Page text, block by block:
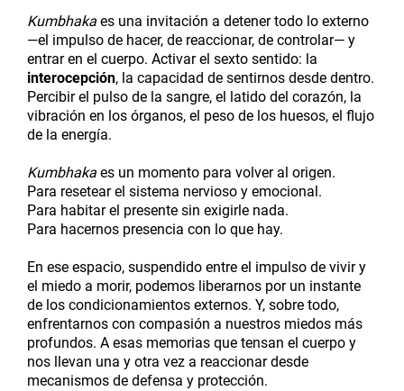
Kumbhaka es una invitación a detener todo lo externo
—el impulso de hacer, de reaccionar, de controlar— y
entrar en el cuerpo. Activar el sexto sentido: la
interocepción, la capacidad de sentirnos desde dentro.
Percibir el pulso de la sangre, el latido del corazón, la
vibración en los órganos, el peso de los huesos, el flujo
de la energía.
Kumbhaka es un momento para volver al origen.
Para resetear el sistema nervioso y emocional.
Para habitar el presente sin exigirle nada.
Para hacernos presencia con lo que hay.
En ese espacio, suspendido entre el impulso de vivir y
el miedo a morir, podemos liberarnos por un instante
de los condicionamientos externos. Y, sobre todo,
enfrentarnos con compasión a nuestros miedos más
profundos. A esas memorias que tensan el cuerpo y
nos llevan una y otra vez a reaccionar desde
mecanismos de defensa y protección.